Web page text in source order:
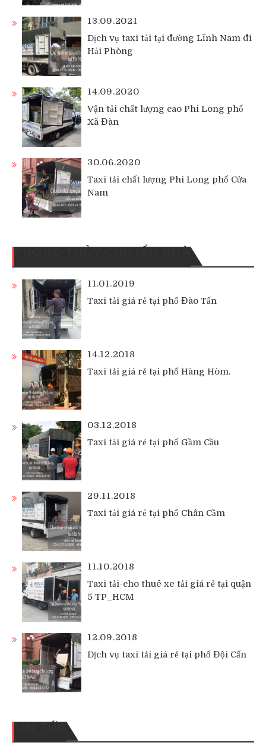
13.09.2021
Dịch vụ taxi tải tại đường Lĩnh Nam đi
Hải Phòng
14.09.2020
Vận tải chất lượng cao Phi Long phố
Xã Đàn
30.06.2020
Taxi tải chất lượng Phi Long phố Cửa
Nam
11.01.2019
Taxi tải giá rẻ tại phố Đào Tấn
14.12.2018
Taxi tải giá rẻ tại phố Hàng Hòm.
03.12.2018
Taxi tải giá rẻ tại phố Gầm Cầu
29.11.2018
Taxi tải giá rẻ tại phố Chân Cầm
11.10.2018
Taxi tải-cho thuê xe tải giá rẻ tại quận
5 TP_HCM
12.09.2018
Dịch vụ taxi tải giá rẻ tại phố Đội Cấn
TIN TỨC